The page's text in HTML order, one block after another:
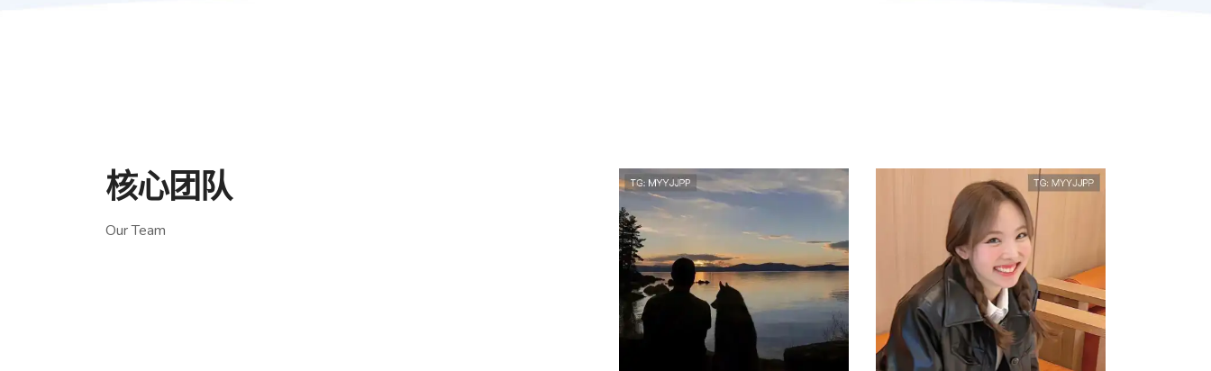
核心团队
Our Team